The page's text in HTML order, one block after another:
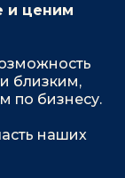
и ценим
близким,
по бизнесу.
наших